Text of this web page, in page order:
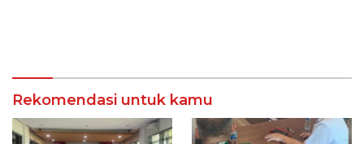
Rekomendasi untuk kamu